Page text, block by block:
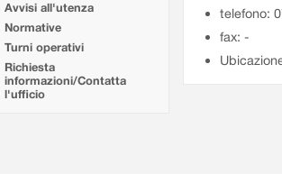
Avvisi all'utenza
Normative
Turni operativi
Richiesta
informazioni/Contatta
l'ufficio
telefono:
fax: -